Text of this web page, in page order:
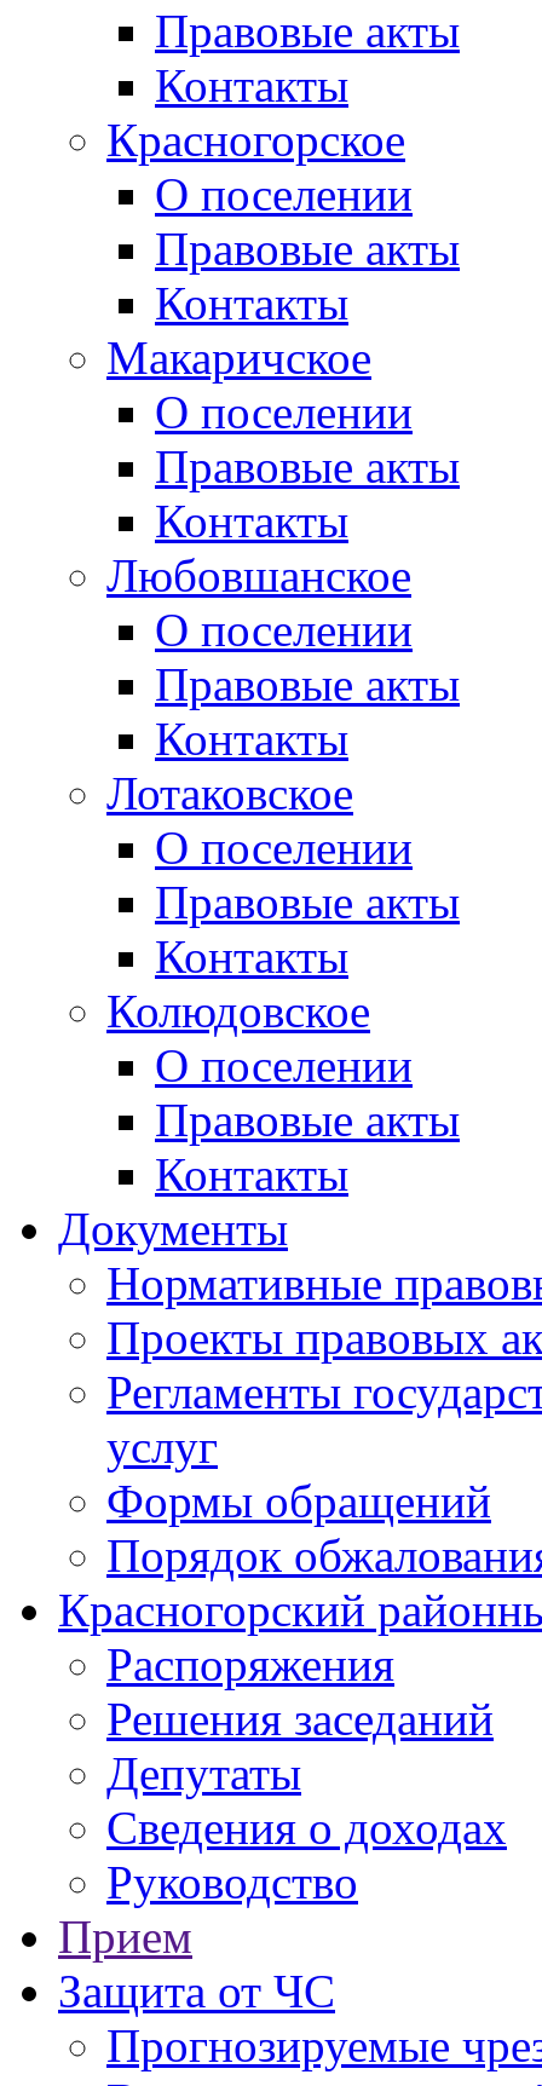
Правовые акты
Контакты
Красногорское
О поселении
Правовые акты
Контакты
Макаричское
О поселении
Правовые акты
Контакты
Любовшанское
О поселении
Правовые акты
Контакты
Лотаковское
О поселении
Правовые акты
Контакты
Колюдовское
О поселении
Правовые акты
Контакты
Документы
Нормативные
Проекты правовых
Регламенты
услуг
Формы обращений
Порядок
Красногорский
Распоряжения
Решения заседаний
Депутаты
Сведения о доходах
Руководство
Прием
Защита от ЧС
Прогнозируемые